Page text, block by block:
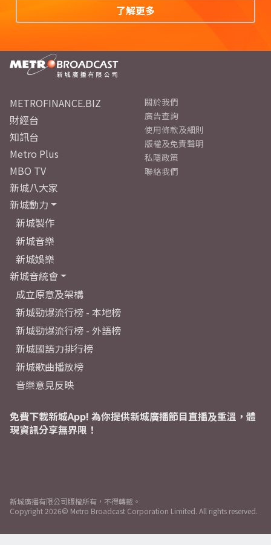
了解更多
METROFINANCE.BIZ
財經台
知訊台
Metro Plus
MBO TV
新城八大家
新城動力
新城製作
新城音樂
新城娛樂
新城音統會
成立原意及架構
新城勁爆流行榜 - 本地榜
新城勁爆流行榜 - 外語榜
新城國語力排行榜
新城歌曲播放榜
音樂意見反映
關於我們
廣告查詢
使用條款及細則
版權及免責聲明
私隱政策
聯絡我們
免費下載新城App! 為你提供新城廣播節目直播及重溫，體
現資訊分享無界限！
新城廣播有限公司版權所有，不得轉載。
Copyright 2026© Metro Broadcast Corporation Limited. All rights reserved.